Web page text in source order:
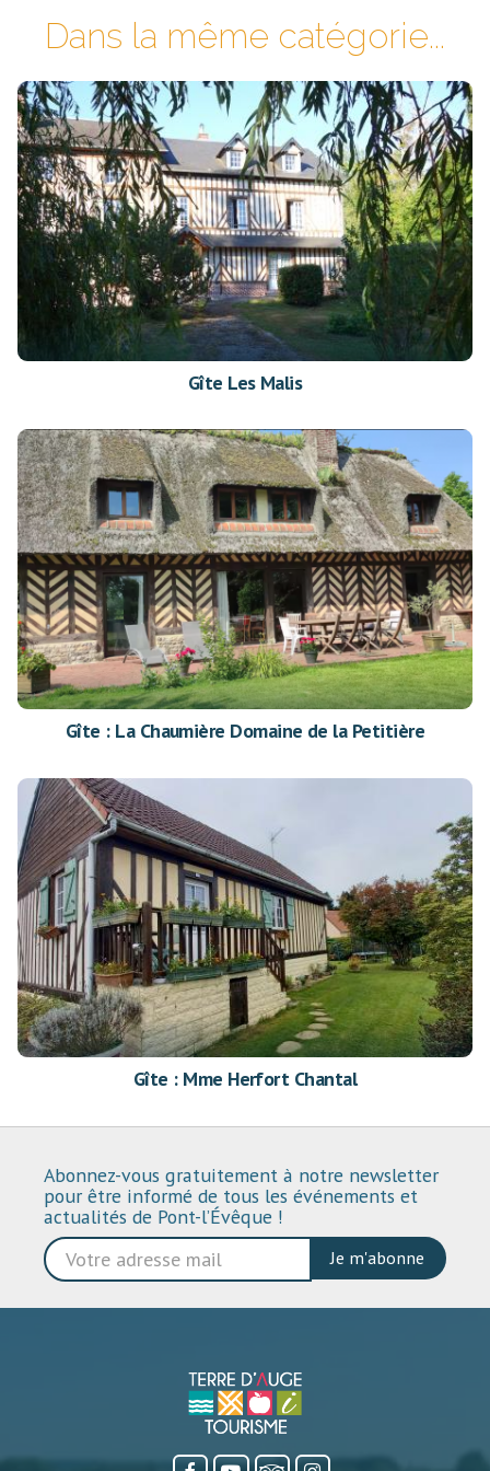
Dans la même catégorie...
Gîte Les Malis
Gîte : La Chaumière Domaine de la Petitière
Gîte : Mme Herfort Chantal
Abonnez-vous gratuitement à notre newsletter
pour être informé de tous les événements et
actualités de Pont-l’Évêque !
Je m'abonne